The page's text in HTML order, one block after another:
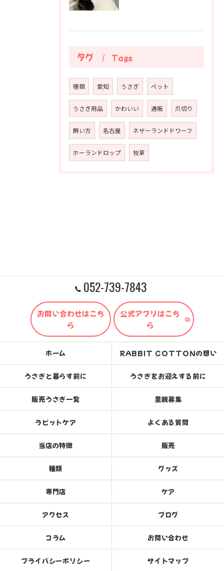
タグ Tags
種類 愛知 うさぎ ペット
うさぎ用品 かわいい 通販 爪切り
飼い方 名古屋 ネザーランドドワーフ
ホーランドロップ 牧草
052-739-7843
お問い合わせはこち
ら
公式アプリはこち
ら
ホーム RABBIT COTTONの想い
うさぎと暮らす前に うさぎをお迎えする前に
販売うさぎ一覧 里親募集
ラビットケア よくある質問
当店の特徴 販売
種類 グッズ
専門店 ケア
アクセス ブログ
コラム お問い合わせ
プライバシーポリシー サイトマップ